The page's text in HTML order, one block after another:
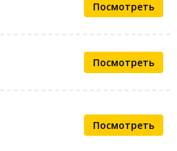
Посмотреть
Посмотреть
Посмотреть